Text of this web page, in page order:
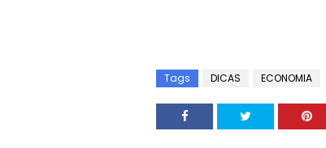
Tags DICAS ECONOMIA